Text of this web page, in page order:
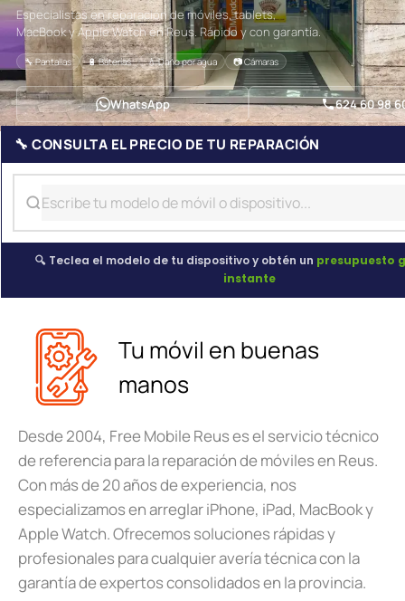
Especialistas en reparación de móviles, tablets,
MacBook y Apple Watch en Reus. Rápido y con garantía.
🔧 Pantallas 🔋 Baterías 💧 Daño por agua 📷 Cámaras
WhatsApp 624 60 98
🔧 CONSULTA EL PRECIO DE TU REPARACIÓN
🔍 Teclea el modelo de tu dispositivo y obtén un presupuesto
instante
Tu móvil en buenas
manos
Desde 2004, Free Mobile Reus es el servicio técnico
de referencia para la reparación de móviles en Reus.
Con más de 20 años de experiencia, nos
especializamos en arreglar iPhone, iPad, MacBook y
Apple Watch. Ofrecemos soluciones rápidas y
profesionales para cualquier avería técnica con la
garantía de expertos consolidados en la provincia.